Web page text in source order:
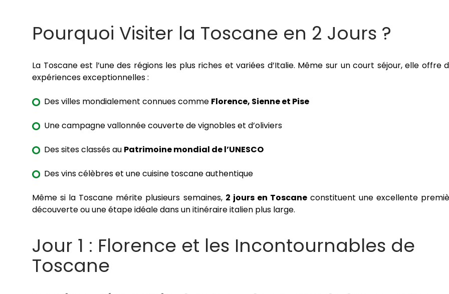
Pourquoi Visiter la Toscane en 2 Jours ?
La Toscane est l’une des régions les plus riches et variées d’Italie. Même sur un court séjour, elle offre
expériences exceptionnelles :
Des villes mondialement connues comme Florence, Sienne et Pise
Une campagne vallonnée couverte de vignobles et d’oliviers
Des sites classés au Patrimoine mondial de l’UNESCO
Des vins célèbres et une cuisine toscane authentique
Même si la Toscane mérite plusieurs semaines, 2 jours en Toscaneconstituent une excellente
découverte ou une étape idéale dans un itinéraire italien plus large.
Jour 1 : Florence et les Incontournables de
Toscane